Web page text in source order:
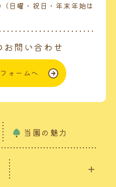
日曜・祝日・年末年始は
お問い合わせ
ォームへ
当園の魅力